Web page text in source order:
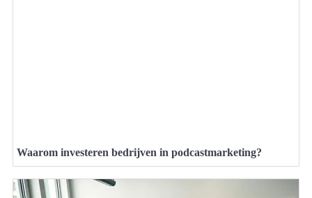
Waarom investeren bedrijven in podcastmarketing?